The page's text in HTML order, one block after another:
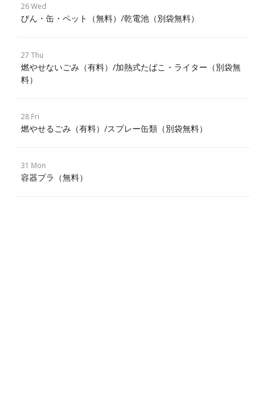
26 Wed
びん・缶・ペット（無料）/乾電池（別袋無料）
27 Thu
燃やせないごみ（有料）/加熱式たばこ・ライター（別袋無
料）
28 Fri
燃やせるごみ（有料）/スプレー缶類（別袋無料）
31 Mon
容器プラ（無料）